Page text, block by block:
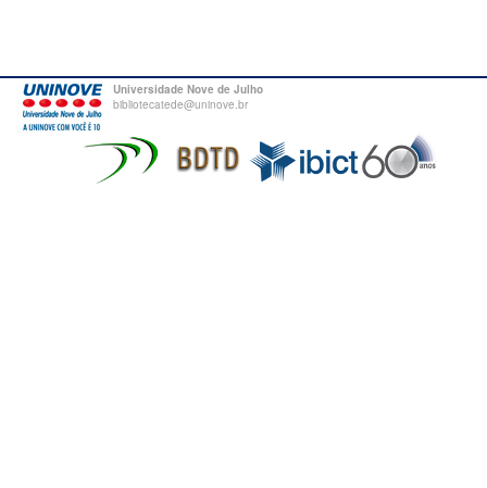
Universidade Nove de Julho
bibliotecatede@uninove.br